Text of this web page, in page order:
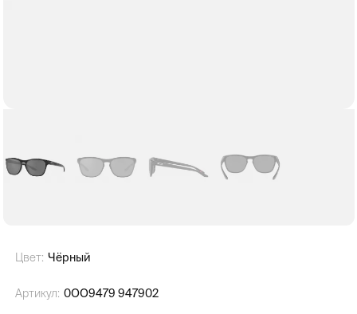
Цвет: Чёрный
Артикул: 0OO9479 947902